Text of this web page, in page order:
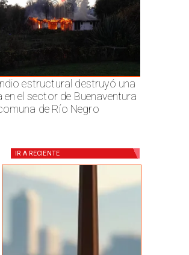
estructural destruyó una
en el sector de Buenaventura
de Río Negro
IR A RECIENTE